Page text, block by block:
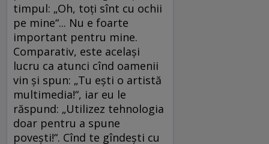
timpul: „Oh, toţi sînt cu ochii
pe mine“... Nu e foarte
important pentru mine.
Comparativ, este acelaşi
lucru ca atunci cînd oamenii
vin şi spun: „Tu eşti o artistă
multimedia!“, iar eu le
răspund: „Utilizez tehnologia
doar pentru a spune
poveşti!“. Cînd te gîndeşti cu